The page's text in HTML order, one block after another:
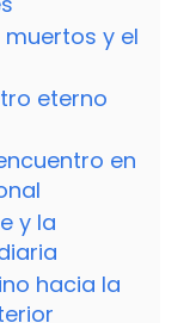
y el
eterno
en
y la
hacia la